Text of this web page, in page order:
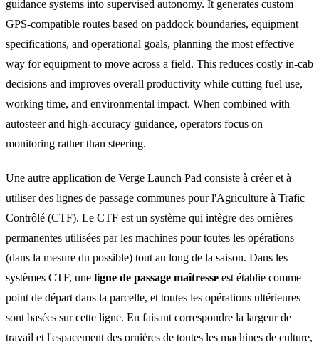
guidance systems into supervised autonomy. It generates custom
GPS-compatible routes based on paddock boundaries, equipment
specifications, and operational goals, planning the most effective
way for equipment to move across a field. This reduces costly in-cab
decisions and improves overall productivity while cutting fuel use,
working time, and environmental impact. When combined with
autosteer and high-accuracy guidance, operators focus on
monitoring rather than steering.
Une autre application de Verge Launch Pad consiste à créer et à
utiliser des lignes de passage communes pour l'Agriculture à Trafic
Contrôlé (CTF). Le CTF est un système qui intègre des ornières
permanentes utilisées par les machines pour toutes les opérations
(dans la mesure du possible) tout au long de la saison. Dans les
systèmes CTF, une ligne de passage maîtresse est établie comme
point de départ dans la parcelle, et toutes les opérations ultérieures
sont basées sur cette ligne. En faisant correspondre la largeur de
travail et l'espacement des ornières de toutes les machines de culture,